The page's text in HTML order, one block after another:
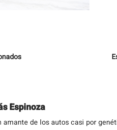
Espinoza
amante de los autos casi por